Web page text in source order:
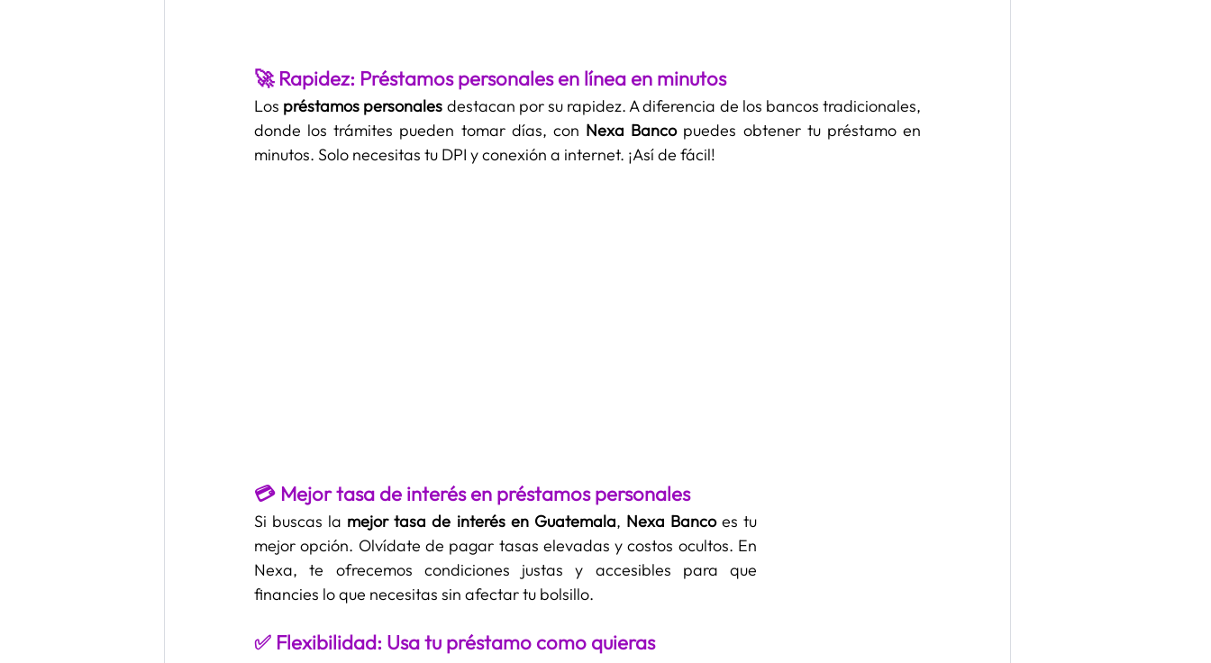
🚀 Rapidez: Préstamos personales en línea en minutos
Los préstamos personales destacan por su rapidez. A diferencia de los bancos tradicionales,
donde los trámites pueden tomar días, con Nexa Banco puedes obtener tu préstamo en
minutos. Solo necesitas tu DPI y conexión a internet. ¡Así de fácil!
💳 Mejor tasa de interés en préstamos personales
Si buscas la mejor tasa de interés en Guatemala, Nexa Banco es tu
mejor opción. Olvídate de pagar tasas elevadas y costos ocultos. En
Nexa, te ofrecemos condiciones justas y accesibles para que
financies lo que necesitas sin afectar tu bolsillo.
✅ Flexibilidad: Usa tu préstamo como quieras